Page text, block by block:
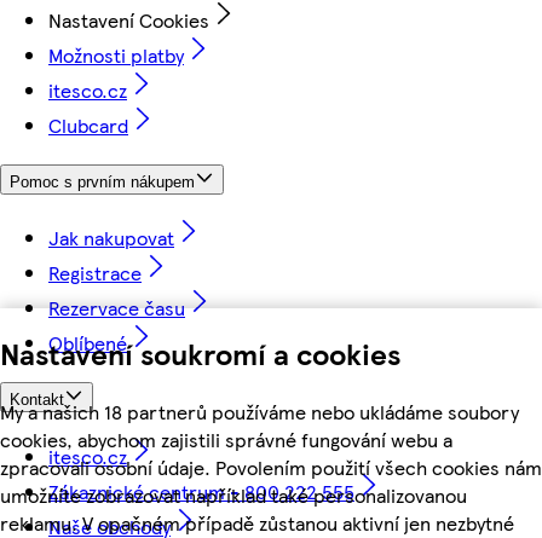
Nastavení soukromí a cookies
My a našich 18 partnerů používáme nebo ukládáme soubory
cookies, abychom zajistili správné fungování webu a
zpracovali osobní údaje. Povolením použití všech cookies nám
umožníte zobrazovat například také personalizovanou
reklamu. V opačném případě zůstanou aktivní jen nezbytné
Nastavení Cookies
Možnosti platby
itesco.cz
Clubcard
Pomoc s prvním nákupem
Jak nakupovat
Registrace
Rezervace času
Oblíbené
Kontakt
itesco.cz
Zákaznické centrum - 800 222 555
Naše obchody